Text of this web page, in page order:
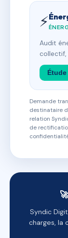
⚡
Audit
Demande
destinataire
relation
de
Syndic
charges, la